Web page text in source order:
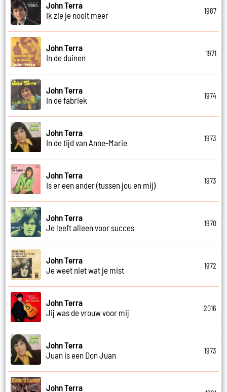
John Terra
Ik zie je nooit meer
1987
John Terra
In de duinen
1971
John Terra
In de fabriek
1974
John Terra
In de tijd van Anne-Marie
1973
John Terra
Is er een ander (tussen jou en mij)
1973
John Terra
Je leeft alleen voor succes
1970
John Terra
Je weet niet wat je mist
1972
John Terra
Jij was de vrouw voor mij
2016
John Terra
Juan is een Don Juan
1973
John Terra